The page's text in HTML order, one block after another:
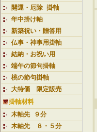
開運・厄除 掛軸
年中掛け軸
新築祝い・贈答用
仏事・神事用掛軸
結納・お祝い用
端午の節句掛軸
桃の節句掛軸
大特価 限定販売
掛軸材料
木軸先 ９分
木軸先 ８・５分